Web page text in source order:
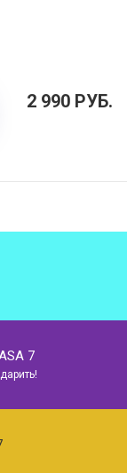
2 990 РУБ.
7